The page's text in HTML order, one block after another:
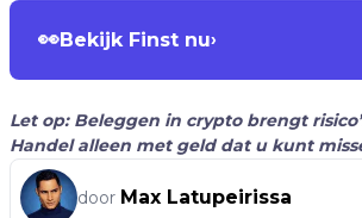
👀Bekijk Finst nu›
Let op: Beleggen in crypto brengt
Handel alleen met geld dat u kunt
door Max Latupeirissa